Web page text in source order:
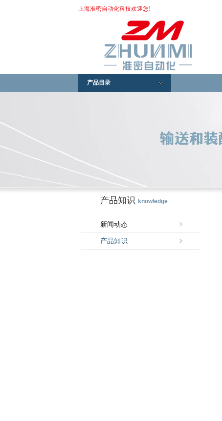
上海准密自动化科技欢迎您!
产品目录
产品知识 knowledge
新闻动态
产品知识